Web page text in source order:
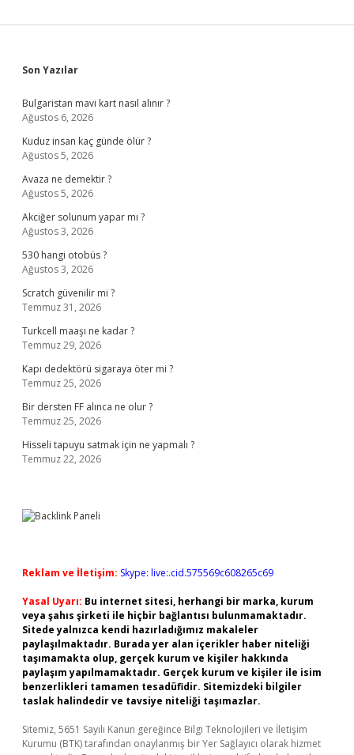
Sidebar
Son Yazılar
Bulgaristan mavi kart nasıl alınır ?
Ağustos 6, 2026
Kuduz insan kaç günde ölür ?
Ağustos 5, 2026
Avaza ne demektir ?
Ağustos 5, 2026
Akciğer solunum yapar mı ?
Ağustos 3, 2026
530 hangi otobüs ?
Ağustos 3, 2026
Scratch güvenilir mi ?
Temmuz 31, 2026
Turkcell maaşı ne kadar ?
Temmuz 29, 2026
Kapı dedektörü sigaraya öter mi ?
Temmuz 25, 2026
Bir dersten FF alınca ne olur ?
Temmuz 25, 2026
Hisseli tapuyu satmak için ne yapmalı ?
Temmuz 22, 2026
Reklam ve İletişim: Skype: live:.cid.575569c608265c69
Yasal Uyarı: Bu internet sitesi, herhangi bir marka, kurum
veya şahıs şirketi ile hiçbir bağlantısı bulunmamaktadır.
Sitede yalnızca kendi hazırladığımız makaleler
paylaşılmaktadır. Burada yer alan içerikler haber niteliği
taşımamakta olup, gerçek kurum ve kişiler hakkında
paylaşım yapılmamaktadır. Gerçek kurum ve kişiler ile isim
benzerlikleri tamamen tesadüfidir. Sitemizdeki bilgiler
taslak halindedir ve tavsiye niteliği taşımazlar.
Sitemiz, 5651 Sayılı Kanun gereğince Bilgi Teknolojileri ve İletişim
Kurumu (BTK) tarafından onaylanmış bir Yer Sağlayıcı olarak hizmet